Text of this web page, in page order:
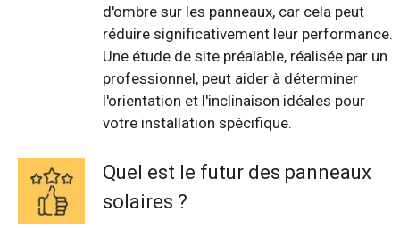
d'ombre sur les panneaux, car cela peut
réduire significativement leur performance.
Une étude de site préalable, réalisée par un
professionnel, peut aider à déterminer
l'orientation et l'inclinaison idéales pour
votre installation spécifique.
Quel est le futur des panneaux
solaires ?